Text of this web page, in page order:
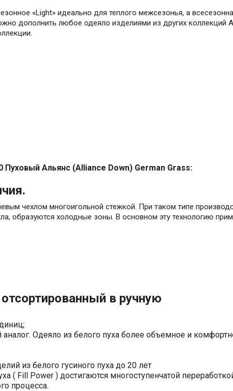
«Light» идеально для теплого межсезонья, а
дополнить любое одеяло изделиями из других коллекций
Пуховый Альянс (Alliance Down) German Grass:
чехлом многоигольной стежкой. При таком типе
образуются холодные зоны. В основном эту технологию
в ручную
Одеяло из белого пуха более объемное и
из белого гусиного пуха до 20 лет
( Fill Power ) достигаются многоступенчатой
процесса.